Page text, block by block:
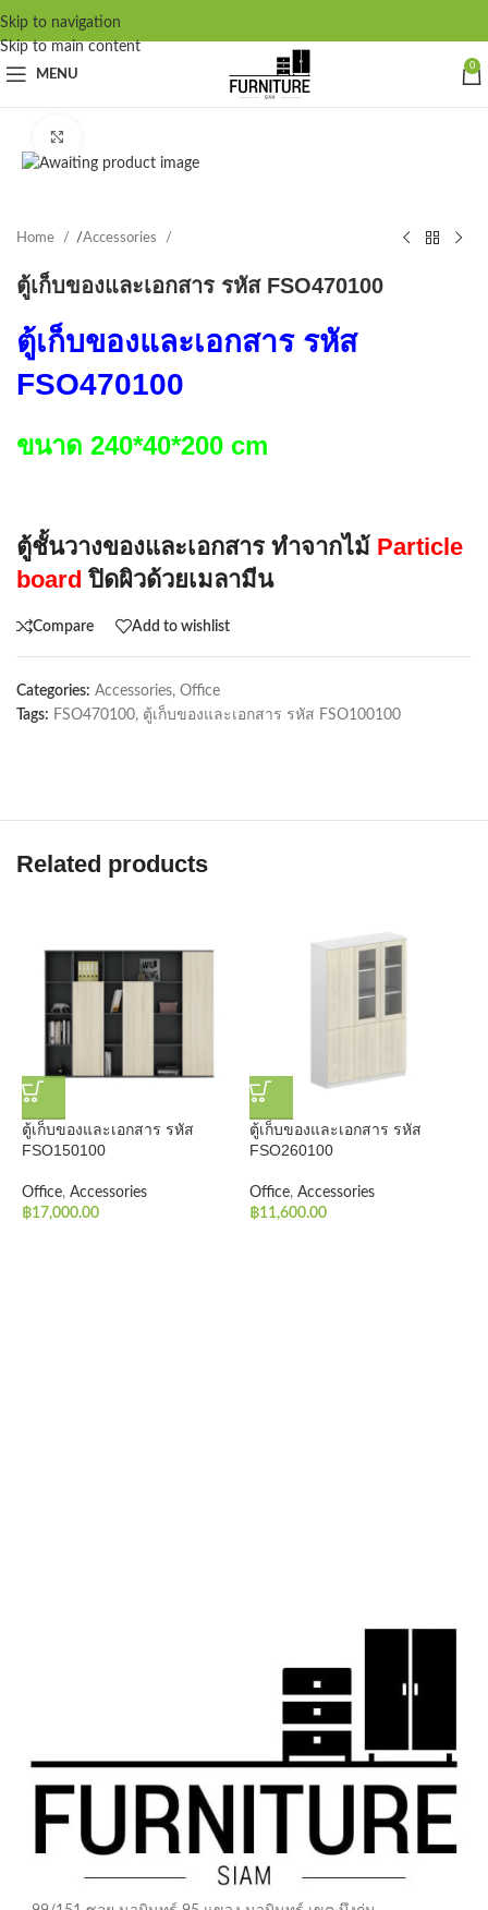
Skip to navigation
Skip to main content
MENU
0
Home /Accessories
ตู้เก็บของและเอกสาร รหัส FSO470100
ตู้เก็บของและเอกสาร รหัส
FSO470100
ขนาด 240*40*200 cm
ตู้ชั้นวางของและเอกสาร ทำจากไม้ Particle
board ปิดผิวด้วยเมลามีน
Compare Add to wishlist
Categories: Accessories, Office
Tags: FSO470100, ตู้เก็บของและเอกสาร รหัส FSO100100
Related products
ตู้เก็บของและเอกสาร รหัส
FSO150100
Office, Accessories
฿17,000.00
ตู้เก็บของและเอกสาร รหัส
FSO260100
Office, Accessories
฿11,600.00